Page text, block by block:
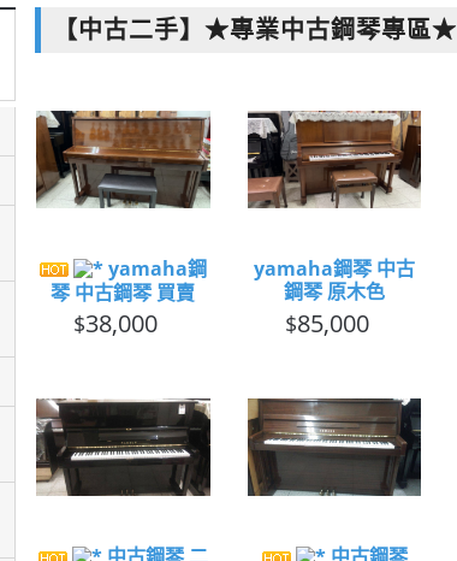
【中古二手】★專業中古鋼琴專區★
yamaha鋼
琴 中古鋼琴 買賣
$38,000
yamaha鋼琴 中古
鋼琴 原木色
$85,000